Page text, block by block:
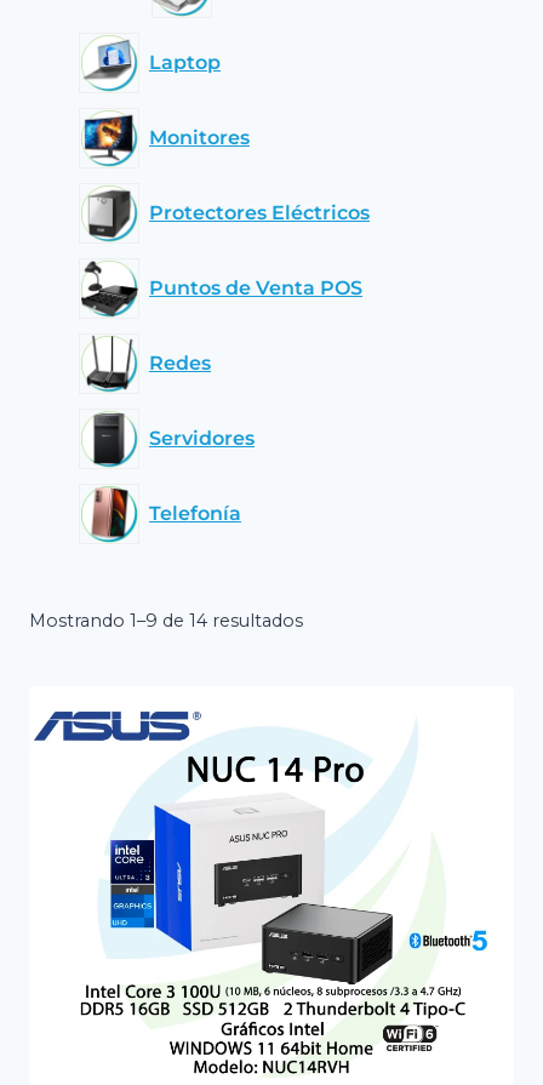
Mostrando 1–9 de 14 resultados
Laptop
Monitores
Protectores Eléctricos
Puntos de Venta POS
Redes
Servidores
Telefonía